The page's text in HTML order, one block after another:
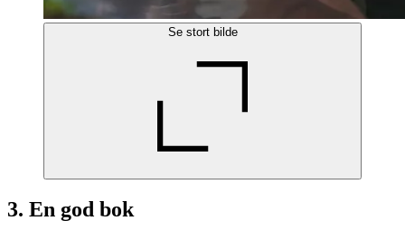
Se stort bilde
3. En god bok